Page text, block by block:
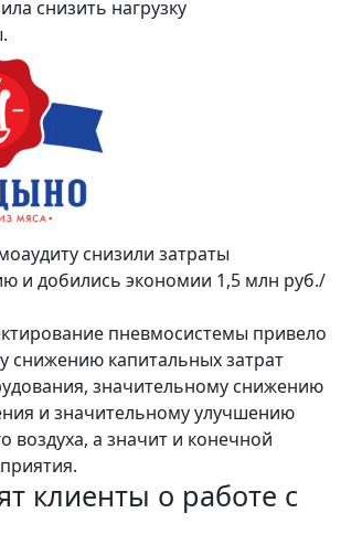
снизить нагрузку
снизили затраты
и добились экономии 1,5 млн руб./
пневмосистемы привело
снижению капитальных затрат
значительному снижению
и значительному улучшению
воздуха, а значит и конечной
клиенты о работе с